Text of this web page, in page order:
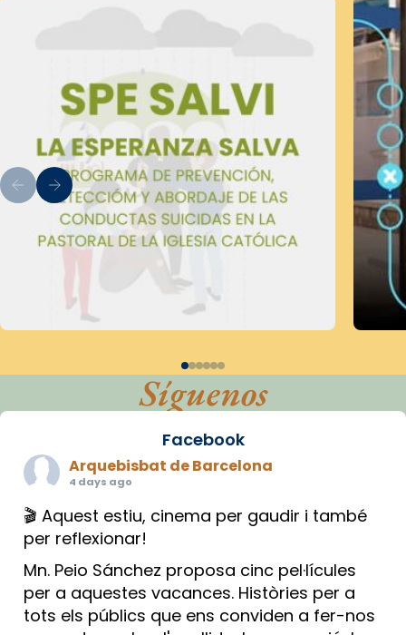
Síguenos
Facebook
Arquebisbat de Barcelona
4 days ago
🎬 Aquest estiu, cinema per gaudir i també
per reflexionar!
Mn. Peio Sánchez proposa cinc pel·lícules
per a aquestes vacances. Històries per a
tots els públics que ens conviden a fer-nos